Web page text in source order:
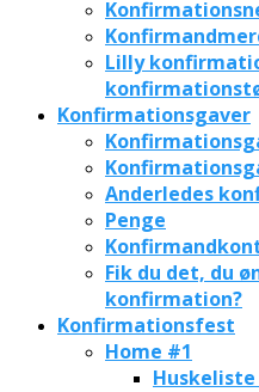
Lilly
Konfirmationsgaver
Anderledes
Penge
Fik du det, du
konfirmation?
Konfirmationsfest
Home #1